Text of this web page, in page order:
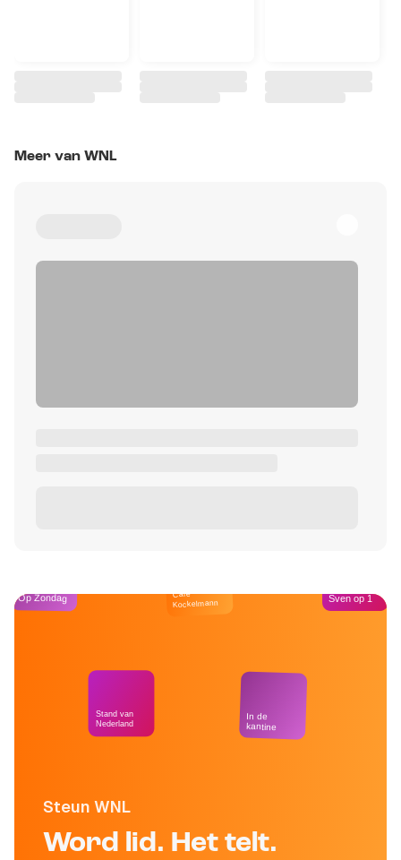
Meer van WNL
Steun WNL
Word lid. Het telt.
Op Zondag
Stand van
Nederland
Café
Kockelmann
In de
kantine
Sven op 1